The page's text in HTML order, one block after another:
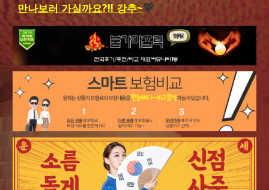
만나보러 가실까요?!! 강추~💖